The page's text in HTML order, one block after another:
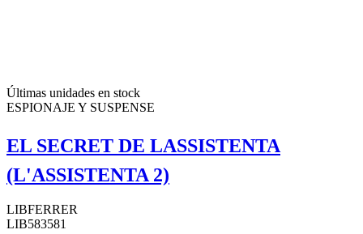
Últimas unidades en stock
ESPIONAJE Y SUSPENSE
EL SECRET DE LASSISTENTA
(L'ASSISTENTA 2)
LIBFERRER
LIB583581